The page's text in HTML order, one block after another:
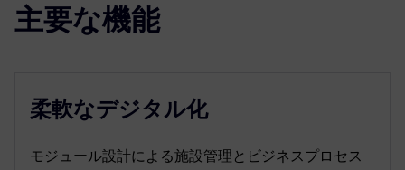
主要な機能
柔軟なデジタル化
モジュール設計による施設管理とビジネスプロセス